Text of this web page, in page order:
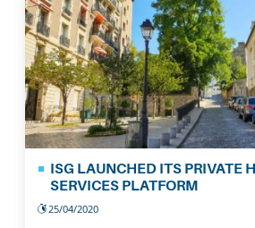
ISG LAUNCHED ITS PRIVATE
SERVICES PLATFORM
25/04/2020